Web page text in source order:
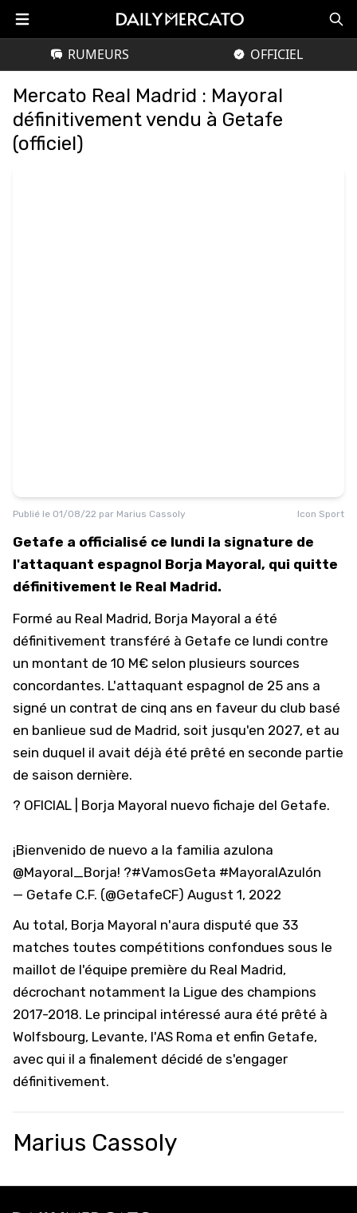
RUMEURS OFFICIEL
Mercato Real Madrid : Mayoral
définitivement vendu à Getafe
(officiel)
Publié le 01/08/22 par Marius Cassoly Icon Sport
Getafe a officialisé ce lundi la signature de
l'attaquant espagnol Borja Mayoral, qui quitte
définitivement le Real Madrid.
Formé au Real Madrid, Borja Mayoral a été
définitivement transféré à Getafe ce lundi contre
un montant de 10 M€ selon plusieurs sources
concordantes. L'attaquant espagnol de 25 ans a
signé un contrat de cinq ans en faveur du club basé
en banlieue sud de Madrid, soit jusqu'en 2027, et au
sein duquel il avait déjà été prêté en seconde partie
de saison dernière.
? OFICIAL | Borja Mayoral nuevo fichaje del Getafe.
¡Bienvenido de nuevo a la familia azulona
@Mayoral_Borja! ?#VamosGeta #MayoralAzulón
— Getafe C.F. (@GetafeCF) August 1, 2022
Au total, Borja Mayoral n'aura disputé que 33
matches toutes compétitions confondues sous le
maillot de l'équipe première du Real Madrid,
décrochant notamment la Ligue des champions
2017-2018. Le principal intéressé aura été prêté à
Wolfsbourg, Levante, l'AS Roma et enfin Getafe,
avec qui il a finalement décidé de s'engager
définitivement.
Marius Cassoly